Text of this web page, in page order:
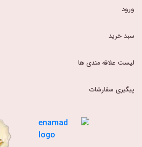
ورود
سبد خرید
لیست علاقه مندی ها
پیگیری سفارشات